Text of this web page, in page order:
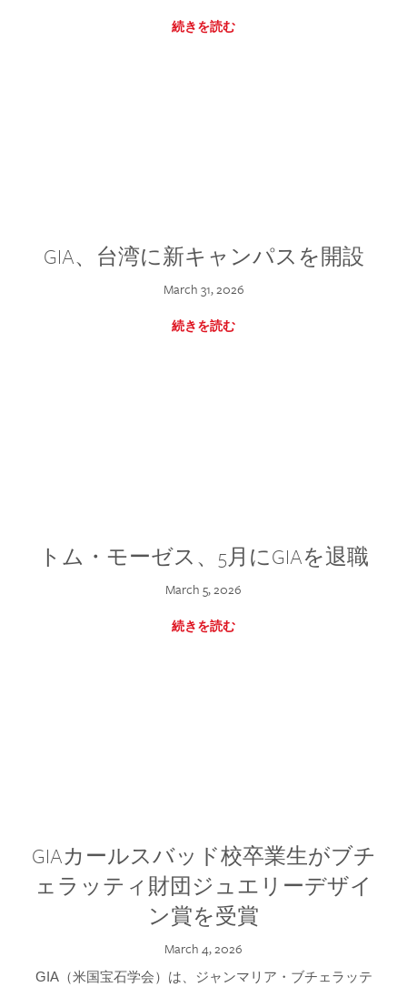
続きを読む
GIA、台湾に新キャンパスを開設
March 31, 2026
続きを読む
トム・モーゼス、5月にGIAを退職
March 5, 2026
続きを読む
GIAカールスバッド校卒業生がブチ
ェラッティ財団ジュエリーデザイ
ン賞を受賞
March 4, 2026
GIA（米国宝石学会）は、ジャンマリア・ブチェラッテ